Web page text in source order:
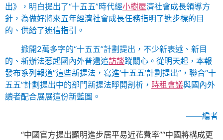
出》，明白提出了“十五五”時代經小樹屋濟社會成長領導方
針，為做好將來五年經濟社會成長任務指明了進步標的目
的、供給了迷信指引。
掀開2萬多字的“十五五”計劃提出，不少新表述、新目
的、新辦法惹起國內外普遍追訪談蹤關心。從明天起，本報
發布系列報道“這些新提法，寫進‘十五五’計劃提出”，聯合“十
五五”計劃提出中的部門新提法睜開剖析， 時租會議與國內外
讀者配合展展這份新藍圖。
——編者
“中國官方提出顯明進步居平易近花費率”“中國將構成更